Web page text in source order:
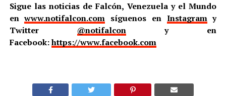
Sigue las noticias de Falcón, Venezuela y el Mundo
enwww.notifalcon.com síguenos en Instagramy
Twitter @notifalcony en
Facebook:https://www.facebook.com